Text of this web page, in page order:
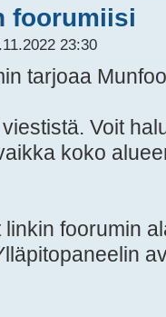
foorumiisi
23:30
tarjoaa
Voit
koko
foorumin